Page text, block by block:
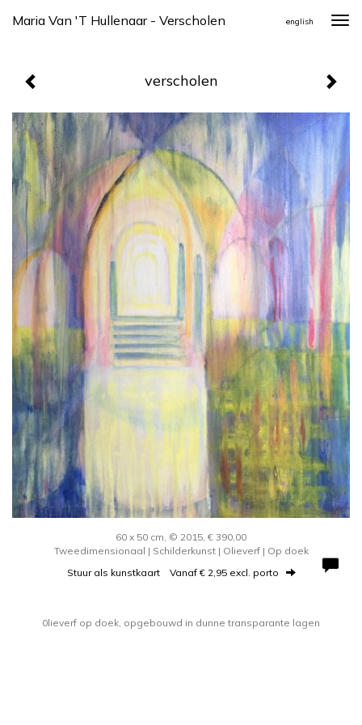
Maria Van 't Hullenaar - Verscholen english
verscholen
60 x 50 cm, © 2015, € 390,00
Tweedimensionaal | Schilderkunst | Olieverf | Op doek
Stuur als kunstkaart Vanaf € 2,95 excl. porto
0lieverf op doek, opgebouwd in dunne transparante lagen